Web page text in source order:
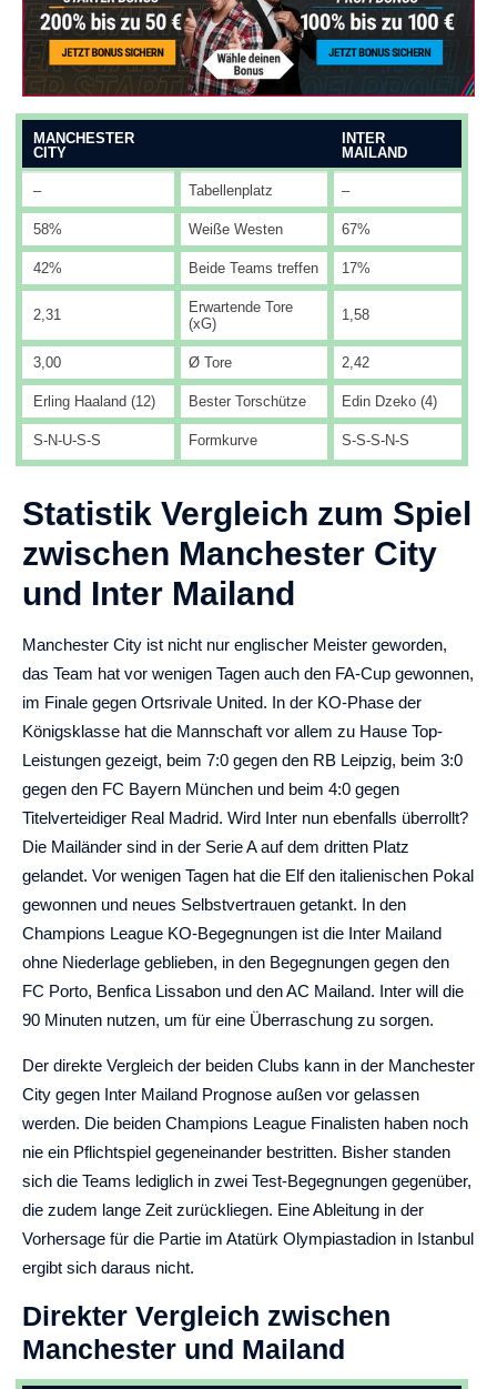
MANCHESTER
CITY
INTER
MAILAND
– Tabellenplatz –
58% Weiße Westen 67%
42% Beide Teams treffen 17%
2,31
Erwartende Tore
(xG)
1,58
3,00 Ø Tore 2,42
Erling Haaland (12) Bester Torschütze Edin Dzeko (4)
S-N-U-S-S Formkurve S-S-S-N-S
Statistik Vergleich zum Spiel
zwischen Manchester City
und Inter Mailand
Manchester City ist nicht nur englischer Meister geworden,
das Team hat vor wenigen Tagen auch den FA-Cup gewonnen,
im Finale gegen Ortsrivale United. In der KO-Phase der
Königsklasse hat die Mannschaft vor allem zu Hause Top-
Leistungen gezeigt, beim 7:0 gegen den RB Leipzig, beim 3:0
gegen den FC Bayern München und beim 4:0 gegen
Titelverteidiger Real Madrid. Wird Inter nun ebenfalls überrollt?
Die Mailänder sind in der Serie A auf dem dritten Platz
gelandet. Vor wenigen Tagen hat die Elf den italienischen Pokal
gewonnen und neues Selbstvertrauen getankt. In den
Champions League KO-Begegnungen ist die Inter Mailand
ohne Niederlage geblieben, in den Begegnungen gegen den
FC Porto, Benfica Lissabon und den AC Mailand. Inter will die
90 Minuten nutzen, um für eine Überraschung zu sorgen.
Der direkte Vergleich der beiden Clubs kann in der Manchester
City gegen Inter Mailand Prognose außen vor gelassen
werden. Die beiden Champions League Finalisten haben noch
nie ein Pflichtspiel gegeneinander bestritten. Bisher standen
sich die Teams lediglich in zwei Test-Begegnungen gegenüber,
die zudem lange Zeit zurückliegen. Eine Ableitung in der
Vorhersage für die Partie im Atatürk Olympiastadion in Istanbul
ergibt sich daraus nicht.
Direkter Vergleich zwischen
Manchester und Mailand